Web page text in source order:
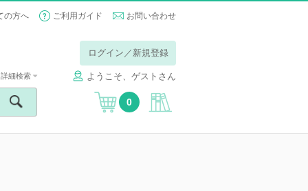
の方へ ご利用ガイド お問い合わせ
ログイン／新規登録
ようこそ、ゲストさん
詳細検索
0